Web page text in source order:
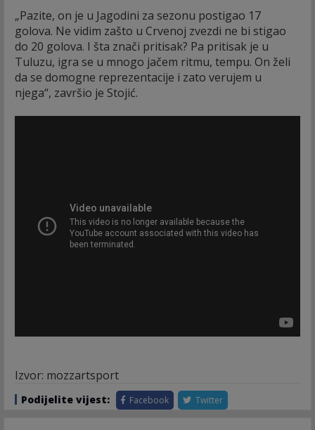
„Pazite, on je u Jagodini za sezonu postigao 17
golova. Ne vidim zašto u Crvenoj zvezdi ne bi stigao
do 20 golova. I šta znači pritisak? Pa pritisak je u
Tuluzu, igra se u mnogo jačem ritmu, tempu. On želi
da se domogne reprezentacije i zato verujem u
njega“, završio je Stojić.
Izvor: mozzartsport
Podijelite vijest: Facebook Twitter